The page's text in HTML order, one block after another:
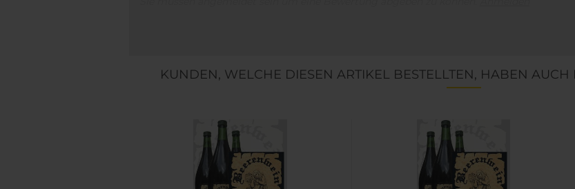
KUNDEN, WELCHE DIESEN ARTIKEL BESTELLTEN, HABEN AUCH